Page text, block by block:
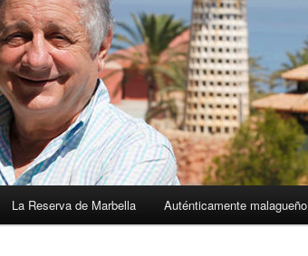
La Reserva de Marbella Auténticamente malagueño